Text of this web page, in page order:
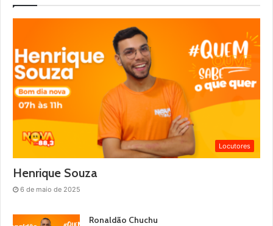
Locutores
Henrique Souza
6 de maio de 2025
Ronaldão Chuchu